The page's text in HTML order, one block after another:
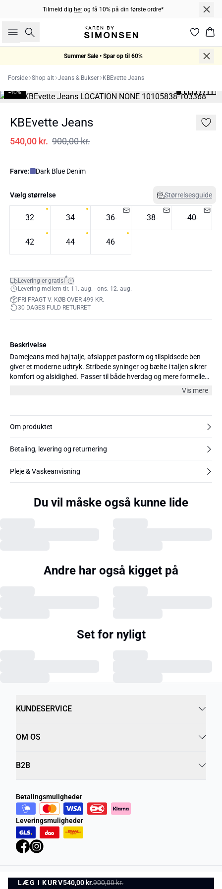
Tilmeld dig her og få 10% på din første ordre*
Søg
Summer Sale • Spar op til 60%
Forside Shop alt Jeans & Bukser KBEvette Jeans
-40%
KBEvette Jeans
540,00 kr. 900,00 kr.
Farve: Dark Blue Denim
Vælg størrelse Størrelsesguide
32 34 36 38 40
42 44 46
Levering er gratis!*
Levering mellem tir. 11. aug. - ons. 12. aug.
FRI FRAGT V. KØB OVER 499 KR.
30 DAGES FULD RETURRET
LÆG I KURV540,00 kr.900,00 kr.
Beskrivelse
Damejeans med høj talje, afslappet pasform og tilspidsede ben
giver et moderne udtryk. Stribede syninger og bælte i taljen sikrer
komfort og alsidighed. Passer til både hverdag og mere formelle
Vis mere
Om produktet
Betaling, levering og returnering
Pleje & Vaskeanvisning
Du vil måske også kunne lide
Andre har også kigget på
Set for nyligt
KUNDESERVICE
OM OS
B2B
Betalingsmuligheder
Leveringsmuligheder
Privatlivspolitik Vilkår og betingelser